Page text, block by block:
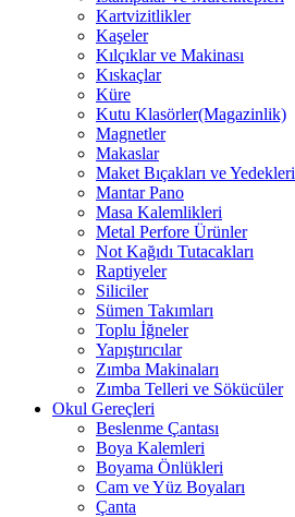
Kartvizitlikler
Kaşeler
Kılçıklar ve Makinası
Kıskaçlar
Küre
Kutu Klasörler(Magazinlik)
Magnetler
Makaslar
Maket Bıçakları ve Yedekleri
Mantar Pano
Masa Kalemlikleri
Metal Perfore Ürünler
Not Kağıdı Tutacakları
Raptiyeler
Siliciler
Sümen Takımları
Toplu İğneler
Yapıştırıcılar
Zımba Makinaları
Zımba Telleri ve Sökücüler
Okul Gereçleri
Beslenme Çantası
Boya Kalemleri
Boyama Önlükleri
Cam ve Yüz Boyaları
Çanta